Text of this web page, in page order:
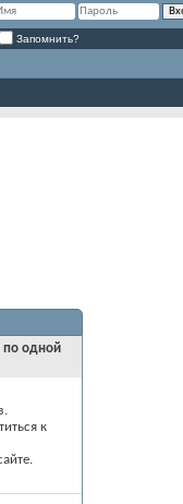
Запомнить?
по одной
к